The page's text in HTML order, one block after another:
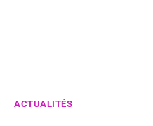
ACTUALITÉS